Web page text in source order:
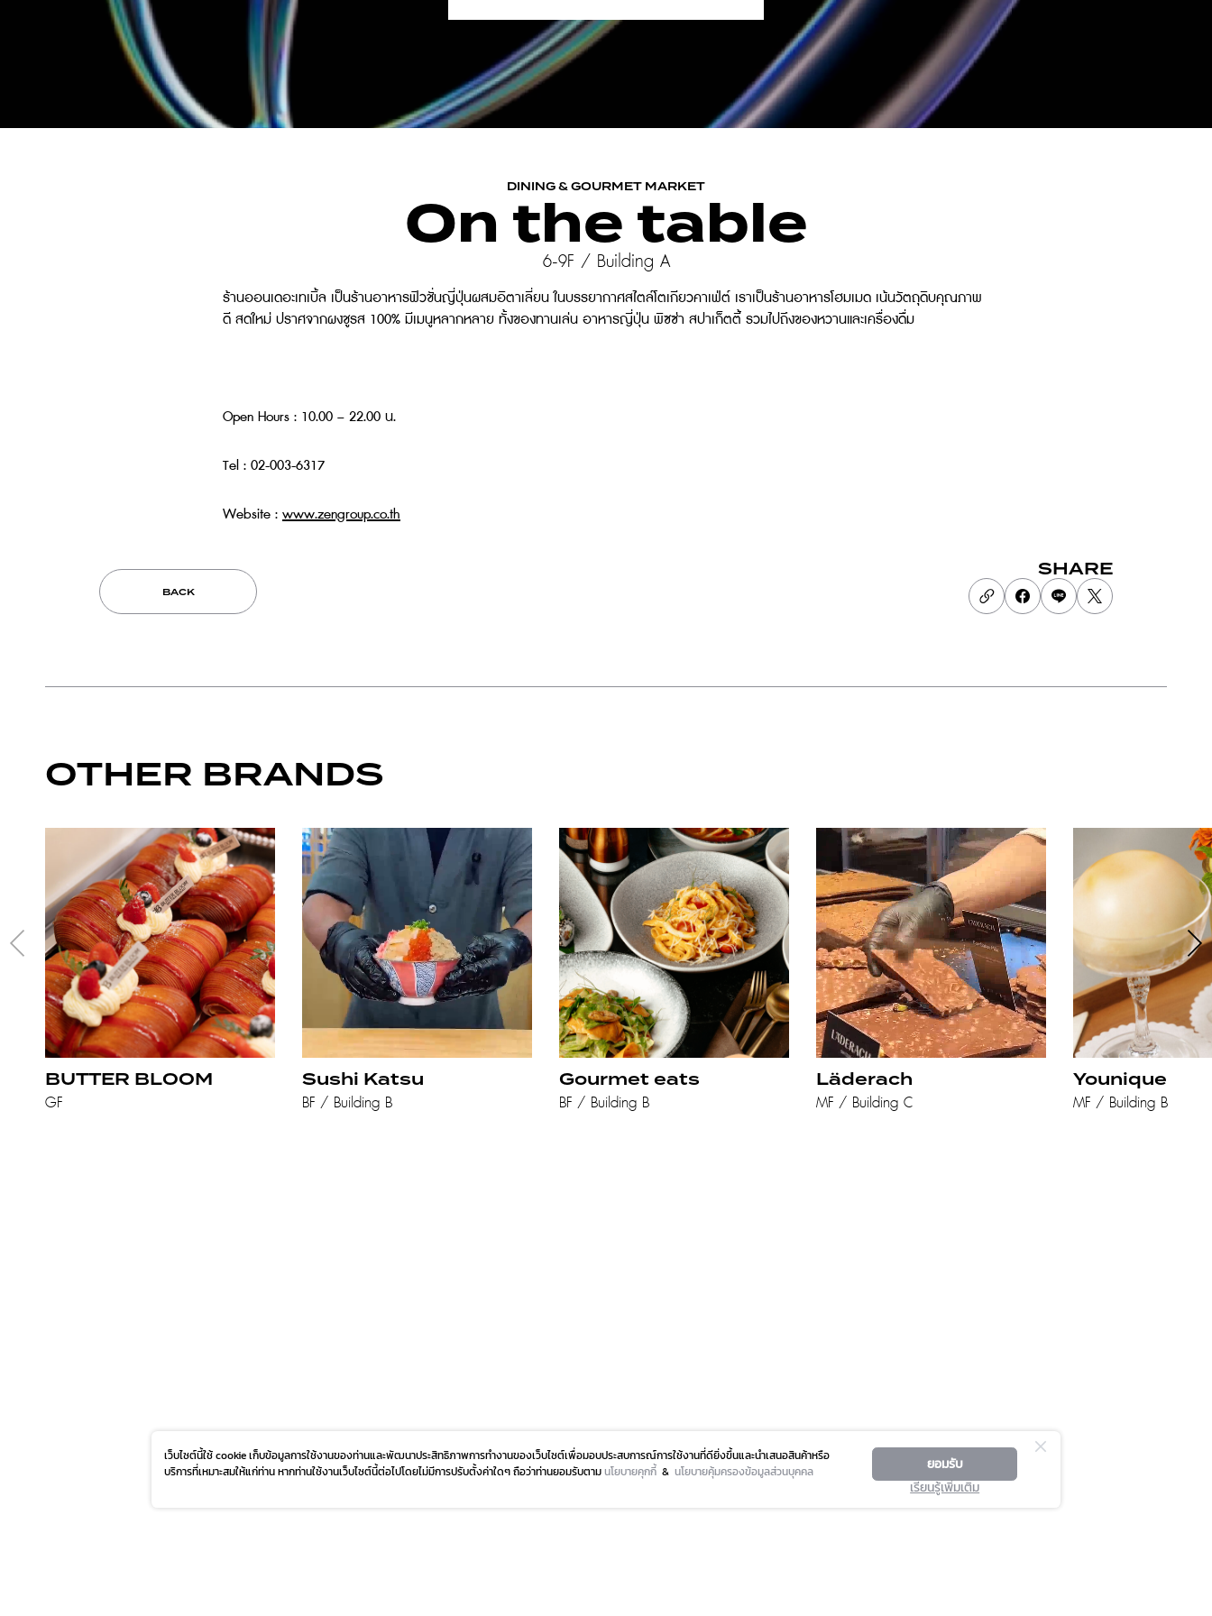
เว็บไซต์นี้ใช้ cookie เก็บข้อมูลการใช้งานของท่านและพัฒนาประสิทธิภาพการทำงานของเว็บไซต์เพื่อมอบประสบการณ์การใช้งานที่ดียิ่งขึ้นและนำเสนอสินค้าหรือ
บริการที่เหมาะสมให้แก่ท่าน หากท่านใช้งานเว็บไซต์นี้ต่อไปโดยไม่มีการปรับตั้งค่าใดๆ ถือว่าท่านยอมรับตามนโยบายคุกกี้ & นโยบายคุ้มครองข้อมูลส่วนบุคคล
ยอมรับ
เรียนรู้เพิ่มเติม
DINING & GOURMET MARKET
On the table
6-9F / Building A
ร้านออนเดอะเทเบิ้ล เป็นร้านอาหารฟิวชั่นญี่ปุ่นผสมอิตาเลี่ยน ในบรรยากาศสไตล์โตเกียวคาเฟ่ต์ เราเป็นร้านอาหารโฮมเมด เน้นวัตถุดิบคุณภาพ
ดี สดใหม่ ปราศจากผงชูรส 100% มีเมนูหลากหลาย ทั้งของทานเล่น อาหารญี่ปุ่น พิซซ่า สปาเก็ตตี้ รวมไปถึงของหวานและเครื่องดื่ม
Open Hours : 10.00 – 22.00 น.
Tel : 02-003-6317
Website : www.zengroup.co.th
BACK
SHARE
OTHER BRANDS
BUTTER BLOOM
GF
Sushi Katsu
BF / Building B
Gourmet eats
BF / Building B
Läderach
MF / Building C
Younique
MF / Building B